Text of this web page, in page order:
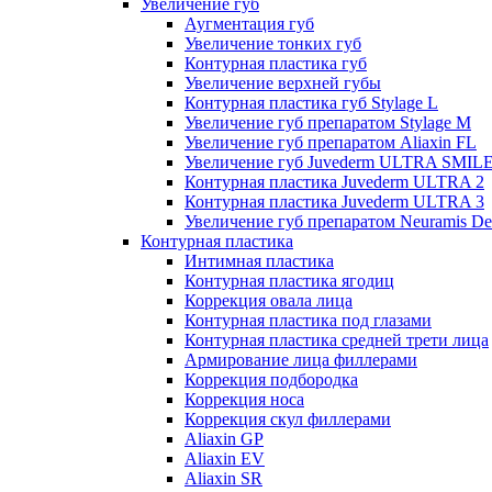
Увеличение губ
Аугментация губ
Увеличение тонких губ
Контурная пластика губ
Увеличение верхней губы
Контурная пластика губ Stylage L
Увеличение губ препаратом Stylage M
Увеличение губ препаратом Aliaxin FL
Увеличение губ Juvederm ULTRA
Контурная пластика Juvederm ULTRA 2
Контурная пластика Juvederm ULTRA 3
Увеличение губ препаратом Neuramis
Контурная пластика
Интимная пластика
Контурная пластика ягодиц
Коррекция овала лица
Контурная пластика под глазами
Контурная пластика средней трети лица
Армирование лица филлерами
Коррекция подбородка
Коррекция носа
Коррекция скул филлерами
Aliaxin GP
Aliaxin EV
Aliaxin SR